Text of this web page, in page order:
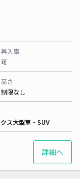
再入庫
可
高さ
制限なし
ス大型車・SUV
詳細へ